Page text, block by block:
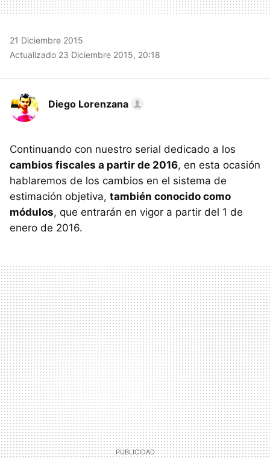
21 Diciembre 2015
Actualizado 23 Diciembre 2015, 20:18
Diego Lorenzana
Continuando con nuestro serial dedicado a los
cambios fiscales a partir de 2016, en esta ocasión
hablaremos de los cambios en el sistema de
estimación objetiva, también conocido como
módulos, que entrarán en vigor a partir del 1 de
enero de 2016.